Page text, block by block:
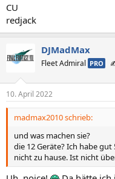
CU
redjack
DJMadMax
Fleet Admiral PRO
10. April 2022
madmax2010 schrieb:
und was machen sie?
die 12 Geräte? Ich habe
nicht zu hause. Ist nicht